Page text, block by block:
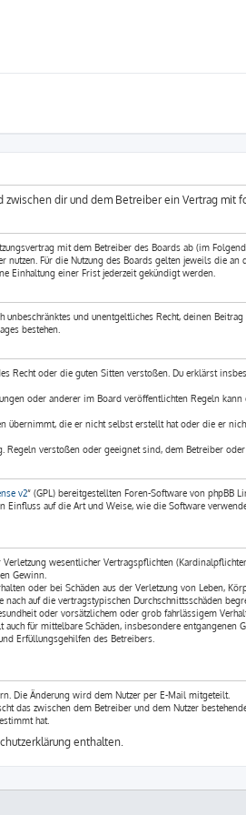
dir und dem Betreiber ein Vertrag mit
mit dem Betreiber des Boards ab (im
Für die Nutzung des Boards gelten jeweils die an
Einhaltung einer Frist jederzeit gekündigt werden.
und unentgeltliches Recht, deinen Beitrag
bestehen.
Recht oder die guten Sitten verstoßen. Du erklärst
oder anderer im Board veröffentlichten Regeln
die er nicht selbst erstellt hat oder die er
verstoßen oder geeignet sind, dem Betreiber oder
v2“ (GPL) bereitgestellten Foren-Software von phpBB
Einfluss auf die Art und Weise, wie die Software
wesentlicher Vertragspflichten
Gewinn.
oder bei Schäden aus der Verletzung von Leben,
auf die vertragstypischen Durchschnittsschäden
oder vorsätzlichem oder grob fahrlässigem
für mittelbare Schäden, insbesondere entgangenen
Erfüllungsgehilfen des Betreibers.
Die Änderung wird dem Nutzer per E-Mail mitgeteilt.
das zwischen dem Betreiber und dem Nutzer
hat.
enthalten.